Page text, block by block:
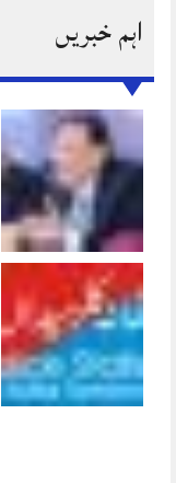
اہم خبریں